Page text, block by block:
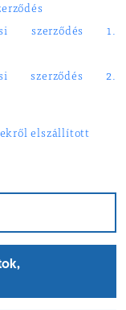
szerződés 1.
szerződés 2.
elszállított